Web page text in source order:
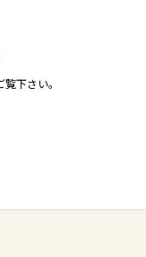
覧下さい。